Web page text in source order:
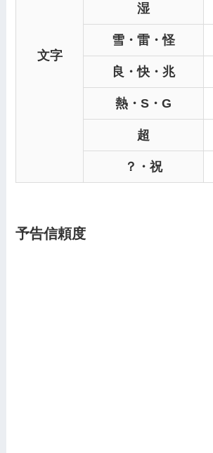
文字
湿
雪・雷・怪
良・快・兆
熱・S・G
超
？・祝
予告信頼度